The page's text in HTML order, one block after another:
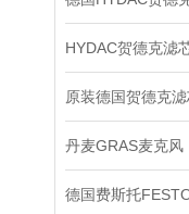
HYDAC贺德克滤
原装德国贺德克